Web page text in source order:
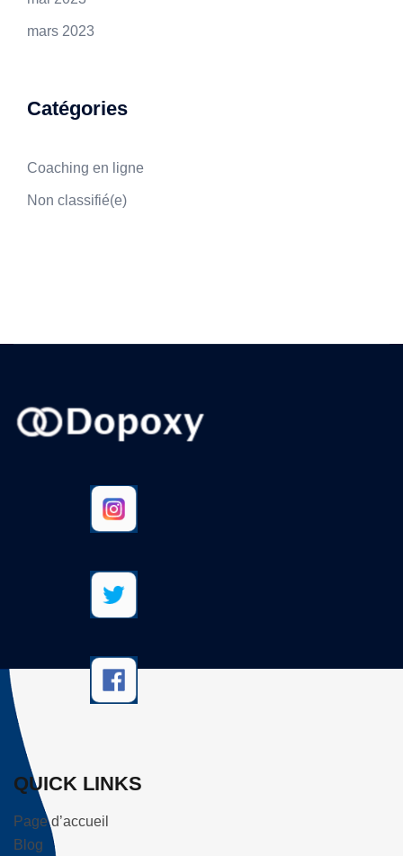
mars 2023
Catégories
Coaching en ligne
Non classifié(e)
QUICK LINKS
Page d’accueil
Blog